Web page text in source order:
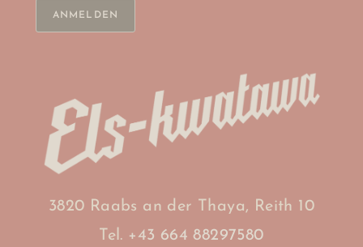
3820 Raabs an der Thaya, Reith 10
Tel. +43 664 88297580